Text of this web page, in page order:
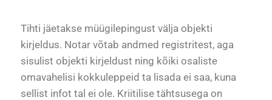
Tihti jäetakse müügilepingust välja objekti
kirjeldus. Notar võtab andmed registritest, aga
sisulist objekti kirjeldust ning kõiki osaliste
omavahelisi kokkuleppeid ta lisada ei saa, kuna
sellist infot tal ei ole. Kriitilise tähtsusega on